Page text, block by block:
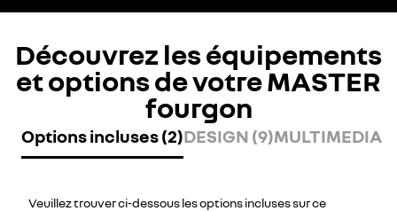
Découvrez les équipements
et options de votre MASTER
fourgon
Options incluses (2)DESIGN (9)MULTIMEDIA
Veuillez trouver ci-dessous les options incluses sur ce